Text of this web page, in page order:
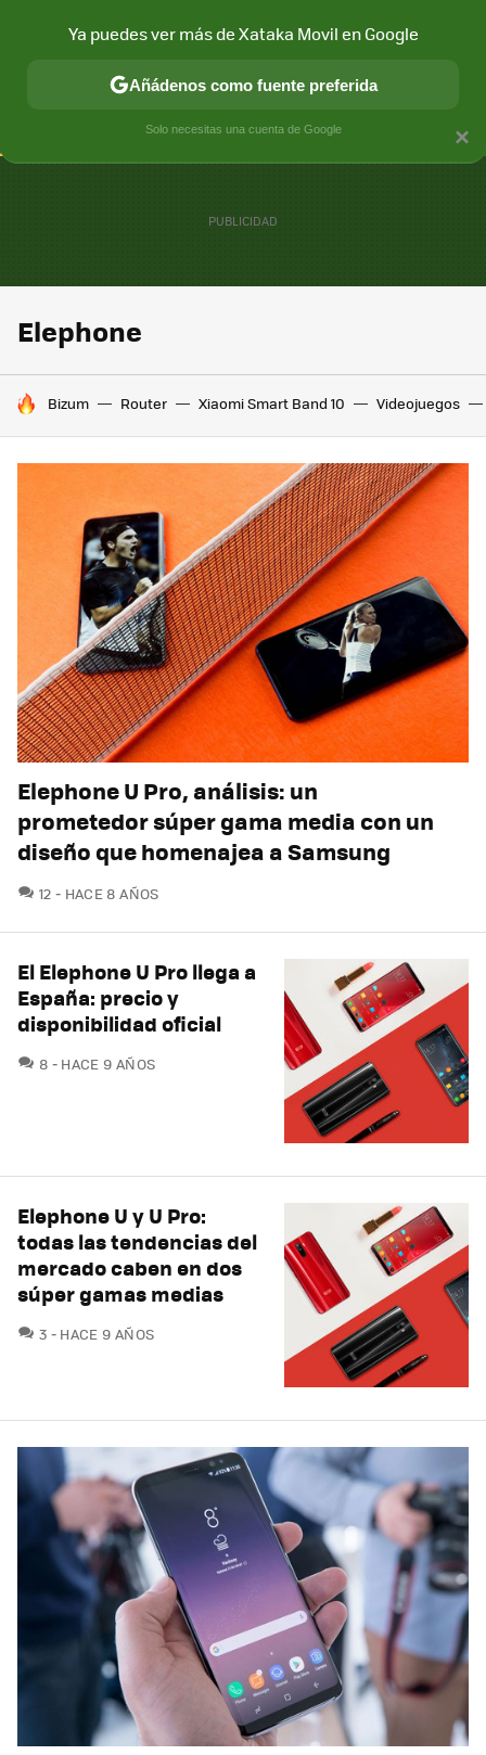
CONECTIVIDAD MÓVIL Y SOCIEDAD APLICACIONES
Elephone
HOY SE HABLA DE
Bizum Router Xiaomi Smart Band 10 Videojuegos
Elephone U Pro, análisis: un
prometedor súper gama media con un
diseño que homenajea a Samsung
12 COMENTARIOS
HACE 8 AÑOS
El Elephone U Pro llega a
España: precio y
disponibilidad oficial
8 COMENTARIOS
HACE 9 AÑOS
Elephone U y U Pro:
todas las tendencias del
mercado caben en dos
súper gamas medias
3 COMENTARIOS
HACE 9 AÑOS
×
Ya puedes ver más de Xataka Movil en Google
Añádenos como fuente preferida
Solo necesitas una cuenta de Google